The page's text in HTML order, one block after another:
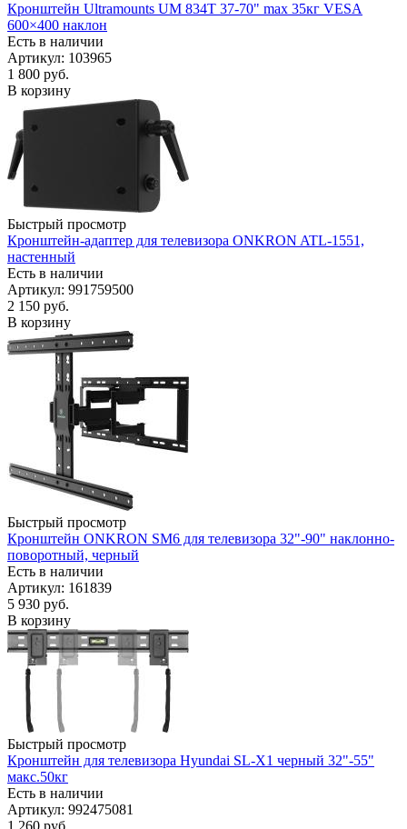
Кронштейн Ultramounts UM 834T 37-70" max 35кг VESA
600×400 наклон
Есть в наличии
Артикул: 103965
1 800 руб.
В корзину
Быстрый просмотр
Кронштейн-адаптер для телевизора ONKRON ATL-1551,
настенный
Есть в наличии
Артикул: 991759500
2 150 руб.
В корзину
Быстрый просмотр
Кронштейн ONKRON SM6 для телевизора 32"-90" наклонно-
поворотный, черный
Есть в наличии
Артикул: 161839
5 930 руб.
В корзину
Быстрый просмотр
Кронштейн для телевизора Hyundai SL-X1 черный 32"-55"
макс.50кг
Есть в наличии
Артикул: 992475081
1 260 руб.